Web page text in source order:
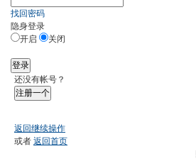
找回密码
隐身登录
开启
关闭
登录
还没有帐号？
注册一个
返回继续操作
或者 返回首页